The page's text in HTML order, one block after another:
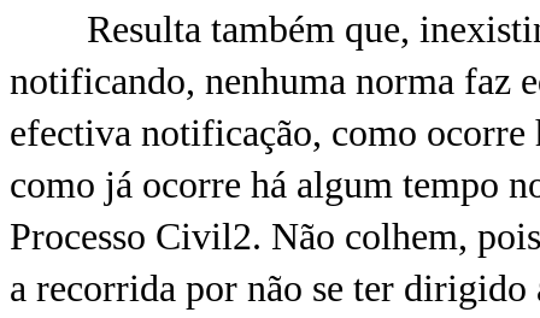
Resulta também que,
notificando, nenhuma norma faz
efectiva notificação, como ocorre
como já ocorre há algum tempo
Processo Civil2. Não colhem,
a recorrida por não se ter dirigido